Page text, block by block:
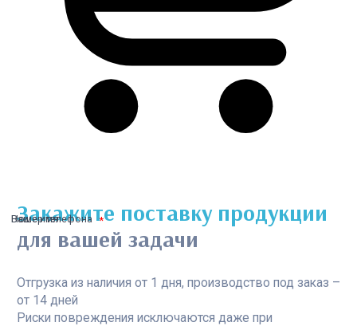
Закажите поставку продукции
для вашей задачи
Отгрузка из наличия от 1 дня, производство под заказ –
от 14 дней
Риски повреждения исключаются даже при
Ваше имя
Номер телефона